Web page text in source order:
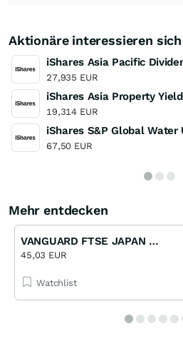
Aktionäre interessieren
27,935 EUR
19,314 EUR
67,50 EUR
Mehr entdecken
VANGUARD FTSE JAPAN UCITS
45,03 EUR
Watchlist